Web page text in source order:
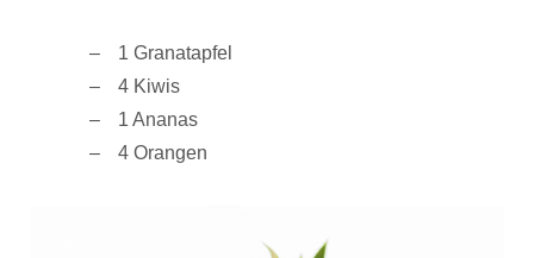
1 Granatapfel
4 Kiwis
1 Ananas
4 Orangen